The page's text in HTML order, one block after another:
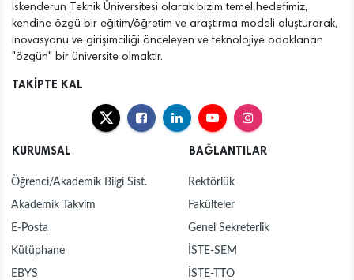
İskenderun Teknik Üniversitesi olarak bizim temel hedefimiz,
kendine özgü bir eğitim/öğretim ve araştırma modeli oluşturarak,
inovasyonu ve girişimciliği önceleyen ve teknolojiye odaklanan
"özgün" bir üniversite olmaktır.
TAKİPTE KAL
KURUMSAL
Öğrenci/Akademik Bilgi Sist.
Akademik Takvim
E-Posta
Kütüphane
EBYS
BAĞLANTILAR
Rektörlük
Fakülteler
Genel Sekreterlik
İSTE-SEM
İSTE-TTO